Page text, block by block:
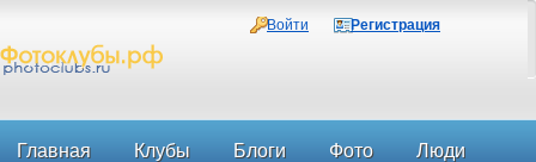
Войти Регистрация
Главная Клубы Блоги Фото Люди